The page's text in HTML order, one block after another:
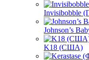
Invisibobble
Johnson’s
K18 (США)